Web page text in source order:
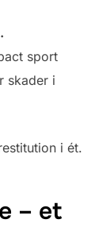
sport
skader i
i ét.
– et